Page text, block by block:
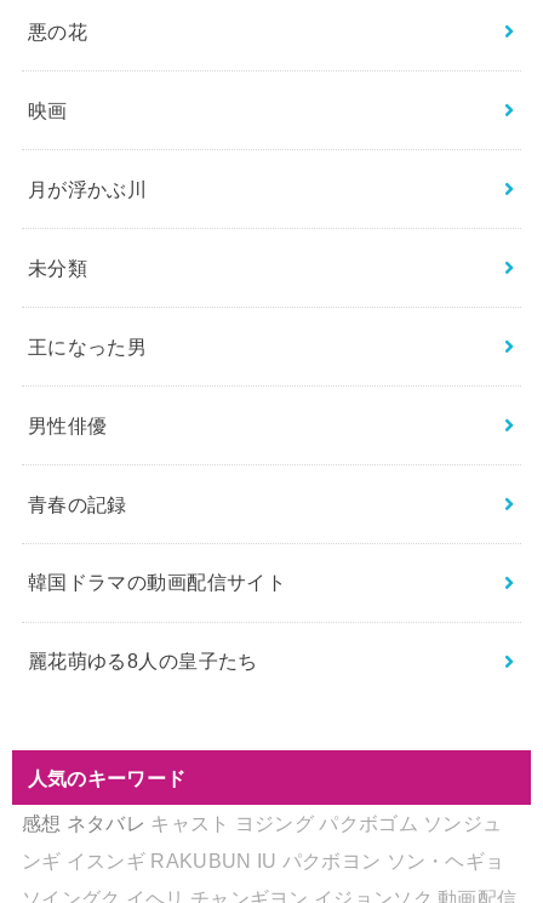
悪の花
映画
月が浮かぶ川
未分類
王になった男
男性俳優
青春の記録
韓国ドラマの動画配信サイト
麗花萌ゆる8人の皇子たち
人気のキーワード
感想 ネタバレ キャスト ヨジング パクボゴム ソンジュ
ンギ イスンギ RAKUBUN IU パクボヨン ソン・ヘギョ